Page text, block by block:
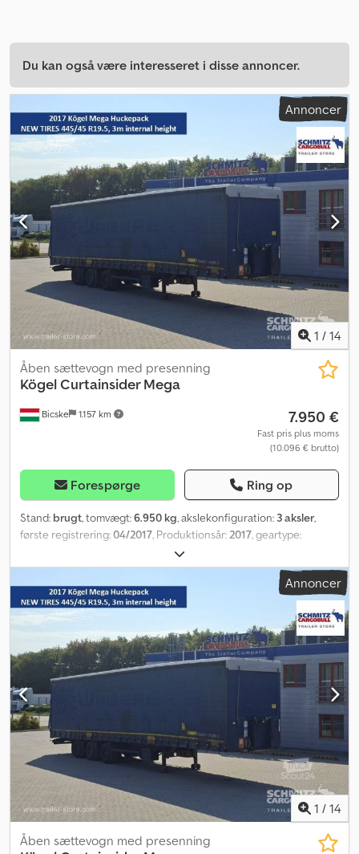
Du kan også være interesseret i disse annoncer.
Annoncer
1 / 14
Bicske 1.157 km
Åben sættevogn med presenning
KögelCurtainsider Mega
7.950 €
Fast pris plus moms
(10.096 € brutto)
Forespørge Ring op
Stand: brugt, tomvægt:6.950 kg, akslekonfiguration: 3 aksler,
første registrering:04/2017 , Produktionsår: 2017 , geartype:
, Egentvægt: 6950 kg. Se en oversigt over alle
tilgængelige køretøjer på vores hjemmeside. Har du brug for
finansiering? Vi tilbyder individuelle finansieringsløsninger,
komplette serviceaftaler og telematikydelser. Vi står gerne til
rådighed for en personlig rådgivning. Djdpfx Ajztgzxjm Dokr
Annoncer
1 / 14
Åben sættevogn med presenning